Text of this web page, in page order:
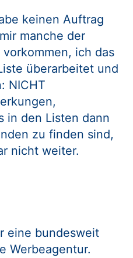
keinen Auftrag
manche der
ich das
überarbeitet und
NICHT
in den Listen dann
zu finden sind,
nicht weiter.
eine bundesweit
Werbeagentur.